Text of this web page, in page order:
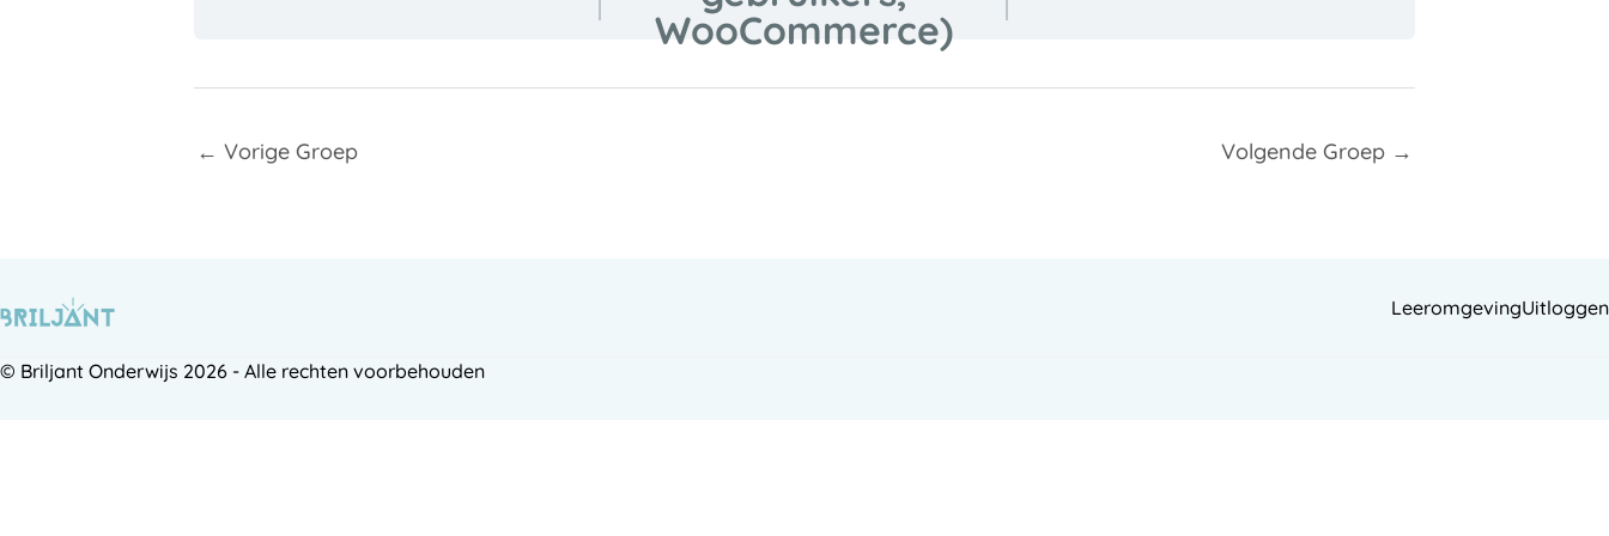
WooCommerce)
← Vorige Groep Volgende Groep →
LeeromgevingUitloggen
© Briljant Onderwijs 2026 - Alle rechten voorbehouden